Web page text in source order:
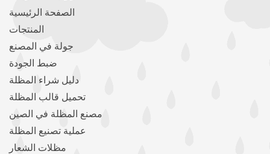
الصفحة الرئيسية
المنتجات
جولة في المصنع
ضبط الجودة
دليل شراء المظلة
تحميل قالب المظلة
مصنع المظلة في الصين
عملية تصنيع المظلة
مظلات الشعار